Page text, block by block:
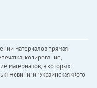
материалов прямая
копирование,
материалов, в которых
Новини" и "Украинская Фото